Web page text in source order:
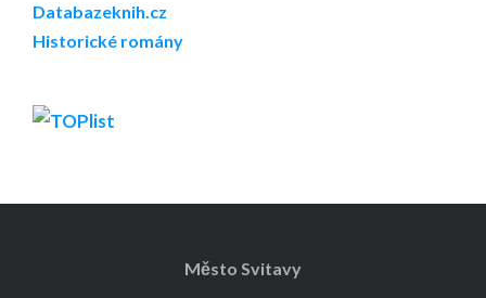
Databazeknih.cz
Historické romány
Město Svitavy